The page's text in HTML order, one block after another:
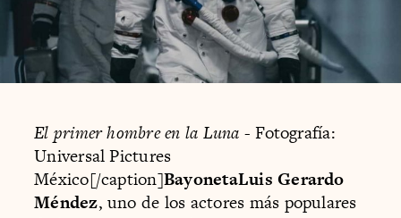
El primer hombre en la Luna - Fotografía:
Universal Pictures
México[/caption]BayonetaLuis Gerardo
Méndez, uno de los actores más populares